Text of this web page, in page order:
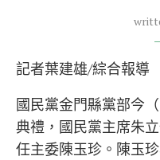
記者葉建雄/綜合報導
國民黨金門縣黨部今
典禮，國民黨主席朱
任主委陳玉珍。陳玉